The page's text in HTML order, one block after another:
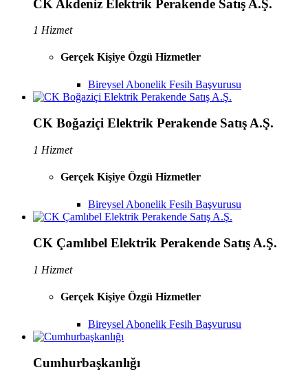
CK Akdeniz Elektrik Perakende Satış A.Ş.
1 Hizmet
Gerçek Kişiye Özgü Hizmetler
Bireysel Abonelik Fesih Başvurusu
CK Boğaziçi Elektrik Perakende Satış A.Ş.
1 Hizmet
Gerçek Kişiye Özgü Hizmetler
Bireysel Abonelik Fesih Başvurusu
CK Çamlıbel Elektrik Perakende Satış A.Ş.
1 Hizmet
Gerçek Kişiye Özgü Hizmetler
Bireysel Abonelik Fesih Başvurusu
Cumhurbaşkanlığı